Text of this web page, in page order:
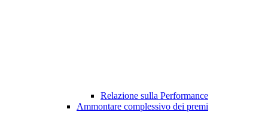
Relazione sulla Performance
Ammontare complessivo dei premi